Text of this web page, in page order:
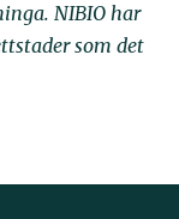
NIBIO har
som det